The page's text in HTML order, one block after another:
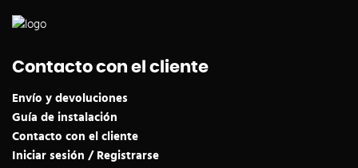
Contacto con el cliente
Envío y devoluciones
Guía de instalación
Contacto con el cliente
Iniciar sesión / Registrarse